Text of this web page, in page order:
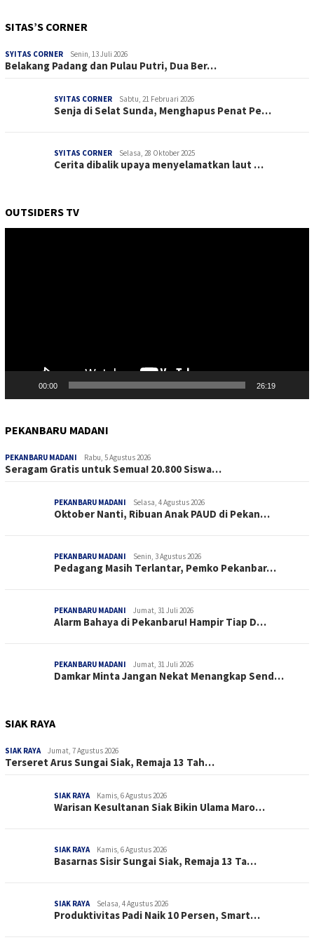
SITAS’S CORNER
SYITAS CORNER Senin, 13 Juli 2026
Belakang Padang dan Pulau Putri, Dua Ber…
SYITAS CORNER Sabtu, 21 Februari 2026
Senja di Selat Sunda, Menghapus Penat Pe…
SYITAS CORNER Selasa, 28 Oktober 2025
Cerita dibalik upaya menyelamatkan laut …
OUTSIDERS TV
00:00 26:19
PEKANBARU MADANI
PEKANBARU MADANI Rabu, 5 Agustus 2026
Seragam Gratis untuk Semua! 20.800 Siswa…
PEKANBARU MADANI Selasa, 4 Agustus 2026
Oktober Nanti, Ribuan Anak PAUD di Pekan…
PEKANBARU MADANI Senin, 3 Agustus 2026
Pedagang Masih Terlantar, Pemko Pekanbar…
PEKANBARU MADANI Jumat, 31 Juli 2026
Alarm Bahaya di Pekanbaru! Hampir Tiap D…
PEKANBARU MADANI Jumat, 31 Juli 2026
Damkar Minta Jangan Nekat Menangkap Send…
SIAK RAYA
SIAK RAYA Jumat, 7 Agustus 2026
Terseret Arus Sungai Siak, Remaja 13 Tah…
SIAK RAYA Kamis, 6 Agustus 2026
Warisan Kesultanan Siak Bikin Ulama Maro…
SIAK RAYA Kamis, 6 Agustus 2026
Basarnas Sisir Sungai Siak, Remaja 13 Ta…
SIAK RAYA Selasa, 4 Agustus 2026
Produktivitas Padi Naik 10 Persen, Smart…